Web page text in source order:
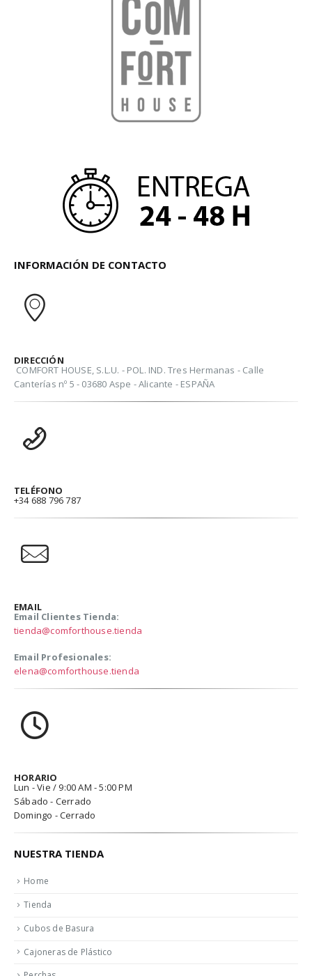
INFORMACIÓN DE CONTACTO
DIRECCIÓN
COMFORT HOUSE, S.L.U. - POL. IND. Tres Hermanas - Calle
Canterías nº 5 - 03680 Aspe - Alicante - ESPAÑA
TELÉFONO
+34 688 796 787
EMAIL
Email Clientes Tienda:
tienda@comforthouse.tienda
Email Profesionales:
elena@comforthouse.tienda
HORARIO
Lun - Vie / 9:00 AM - 5:00 PM
Sábado - Cerrado
Domingo - Cerrado
NUESTRA TIENDA
Home
Tienda
Cubos de Basura
Cajoneras de Plástico